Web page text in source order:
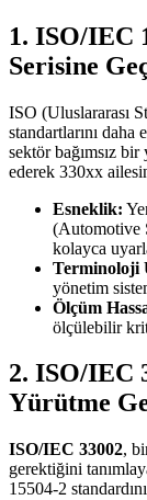
1. ISO/IEC
Serisine
ISO (Uluslararası
standartlarını
sektör bağımsız
ederek 330xx
Esneklik:
(Automotive
kolayca
Terminoloji
yönetim
Ölçüm
ölçülebilir
2. ISO/IEC
Yürütme
ISO/IEC 33002,
gerektiğini
15504-2